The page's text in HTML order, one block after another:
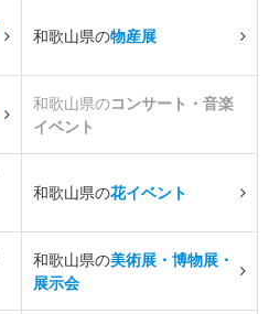
和歌山県の物産展
和歌山県のコンサート・音楽
イベント
和歌山県の花イベント
和歌山県の美術展・博物展・
展示会